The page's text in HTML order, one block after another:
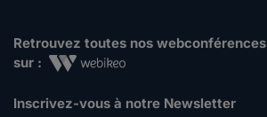
Retrouvez toutes nos webconférences
sur :
Inscrivez-vous à notre Newsletter